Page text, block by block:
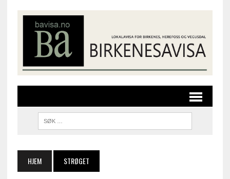
HJEM STRØGET